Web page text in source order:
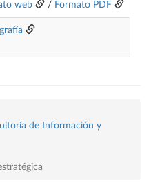
web / Formato PDF
de Información y